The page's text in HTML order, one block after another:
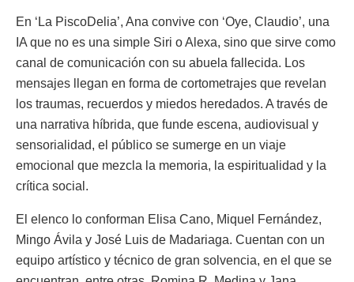
En ‘La PiscoDelia’, Ana convive con ‘Oye, Claudio’, una
IA que no es una simple Siri o Alexa, sino que sirve como
canal de comunicación con su abuela fallecida. Los
mensajes llegan en forma de cortometrajes que revelan
los traumas, recuerdos y miedos heredados. A través de
una narrativa híbrida, que funde escena, audiovisual y
sensorialidad, el público se sumerge en un viaje
emocional que mezcla la memoria, la espiritualidad y la
crítica social.
El elenco lo conforman Elisa Cano, Miquel Fernández,
Mingo Ávila y José Luis de Madariaga. Cuentan con un
equipo artístico y técnico de gran solvencia, en el que se